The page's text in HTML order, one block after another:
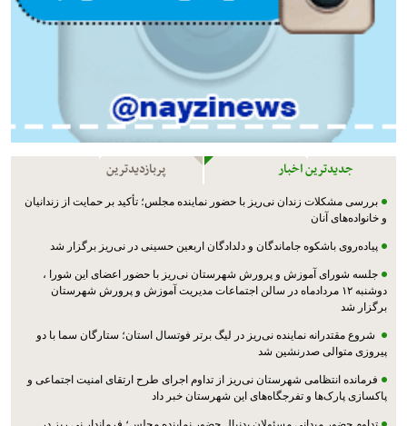
جدیدترین اخبار پربازدیدترین
بررسی مشکلات زندان نی‌ریز با حضور نماینده مجلس؛ تأکید بر حمایت از زندانیان
و خانواده‌های آنان
پیاده‌روی باشکوه جاماندگان و دلدادگان اربعین حسینی در نی‌ریز برگزار شد
جلسه شورای آموزش و پرورش شهرستان نی‌ریز با حضور اعضای این شورا ،
دوشنبه ۱۲ مردادماه در سالن اجتماعات مدیریت آموزش و پرورش شهرستان
برگزار شد
شروع مقتدرانه نماینده نی‌ریز در لیگ برتر فوتسال استان؛ ستارگان سما با دو
پیروزی متوالی صدرنشین شد
فرمانده انتظامی شهرستان نی‌ریز از تداوم اجرای طرح ارتقای امنیت اجتماعی و
پاکسازی پارک‌ها و تفرجگاه‌های این شهرستان خبر داد